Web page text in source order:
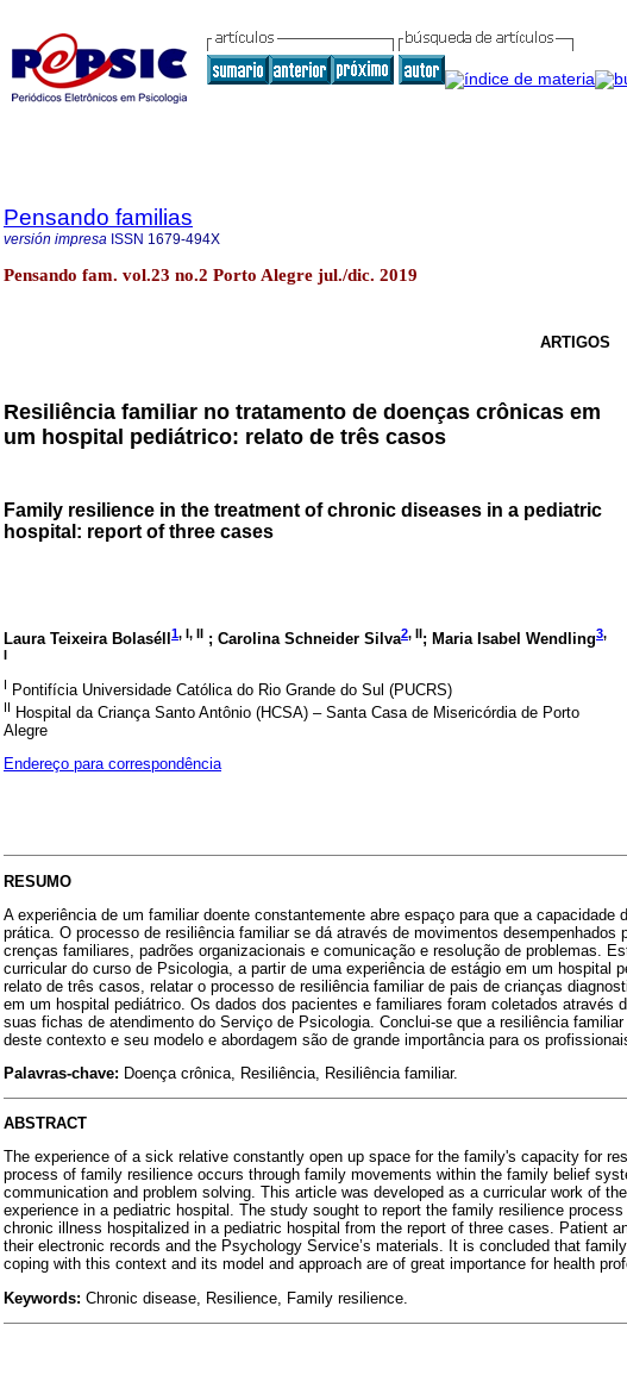
Pensando familias
versión impresa ISSN 1679-494X
Pensando fam. vol.23 no.2 Porto Alegre jul./dic. 2019
ARTIGOS
Resiliência familiar no tratamento de doenças crônicas em
um hospital pediátrico: relato de três casos
Family resilience in the treatment of chronic diseases in a pediatric
hospital: report of three cases
Laura Teixeira Bolaséll1, I, II ; Carolina Schneider Silva2, II; Maria Isabel Wendling3,
I
I Pontifícia Universidade Católica do Rio Grande do Sul (PUCRS)
II Hospital da Criança Santo Antônio (HCSA) – Santa Casa de Misericórdia de Porto
Alegre
Endereço para correspondência
RESUMO
A experiência de um familiar doente constantemente abre espaço para que a capacidade
prática. O processo de resiliência familiar se dá através de movimentos desempenhados
crenças familiares, padrões organizacionais e comunicação e resolução de problemas.
curricular do curso de Psicologia, a partir de uma experiência de estágio em um hospital
relato de três casos, relatar o processo de resiliência familiar de pais de crianças
em um hospital pediátrico. Os dados dos pacientes e familiares foram coletados através
suas fichas de atendimento do Serviço de Psicologia. Conclui-se que a resiliência
deste contexto e seu modelo e abordagem são de grande importância para os
Palavras-chave: Doença crônica, Resiliência, Resiliência familiar.
ABSTRACT
The experience of a sick relative constantly open up space for the family's capacity for
process of family resilience occurs through family movements within the family belief
communication and problem solving. This article was developed as a curricular work of
experience in a pediatric hospital. The study sought to report the family resilience
chronic illness hospitalized in a pediatric hospital from the report of three cases. Patient
their electronic records and the Psychology Service’s materials. It is concluded that
coping with this context and its model and approach are of great importance for health
Keywords: Chronic disease, Resilience, Family resilience.